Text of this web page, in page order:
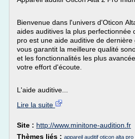
Bienvenue dans l'univers d'Oticon
aides auditives la plus perfectionnée
pro est une aide auditive de dernière
vous garantit la meilleure qualité
et les fonctionnalités les plus
votre effort d'écoute.
L'aide auditive...
Lire la suite
Site : http://www.minitone-audition.fr
Thèmes liés : appareil auditif oticon alta pro